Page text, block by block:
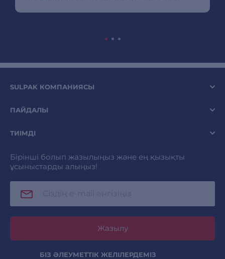
SULPAK КОМПАНИЯСЫ
ПАЙДАЛЫ
ТИІМДІ
Бірінші болып жазылыңыз және ең қызықты
ұсыныстарды алыңыз!
Жазылу
БІЗ ӘЛЕУМЕТТІК ЖЕЛІЛЕРДЕМІЗ